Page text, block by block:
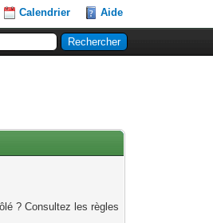
Calendrier Aide
? Consultez les règles